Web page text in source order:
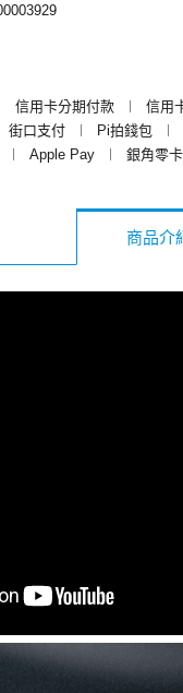
信用卡分期付款 ︱ 信用
街口支付 ︱ Pi拍錢包 ︱
︱ Apple Pay ︱ 銀角零
商品介